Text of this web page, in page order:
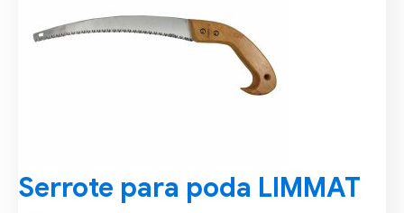
Serrote para poda LIMMAT